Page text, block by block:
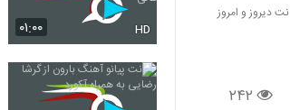
نت دیروز و امروز
۲۴۲
۰۱:۰۰ HD